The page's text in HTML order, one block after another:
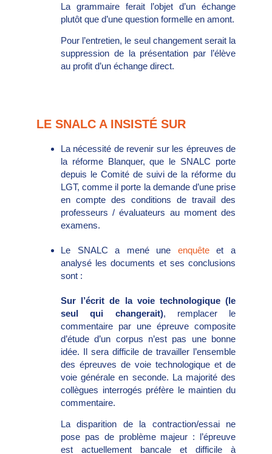
La grammaire ferait l’objet d’un échange
plutôt que d’une question formelle en amont.
Pour l’entretien, le seul changement serait la
suppression de la présentation par l’élève
au profit d’un échange direct.
LE SNALC A INSISTÉ SUR
La nécessité de revenir sur les épreuves de
la réforme Blanquer, que le SNALC porte
depuis le Comité de suivi de la réforme du
LGT, comme il porte la demande d’une prise
en compte des conditions de travail des
professeurs / évaluateurs au moment des
examens.
Le SNALC a mené une enquêteet a
analysé les documents et ses conclusions
sont :
Sur l’écrit de la voie technologique (le
seul qui changerait), remplacer le
commentaire par une épreuve composite
d’étude d’un corpus n’est pas une bonne
idée. Il sera difficile de travailler l’ensemble
des épreuves de voie technologique et de
voie générale en seconde. La majorité des
collègues interrogés préfère le maintien du
commentaire.
La disparition de la contraction/essai ne
pose pas de problème majeur : l’épreuve
est actuellement bancale et difficile à